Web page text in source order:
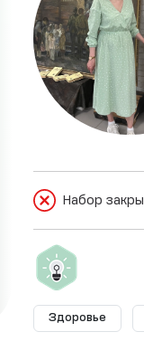
Набор
Здоровье